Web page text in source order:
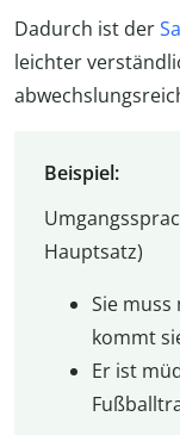
Dadurch ist der
leichter
Beispiel:
Hauptsatz)
Sie
kommt
Er ist